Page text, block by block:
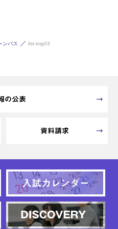
ンパス list-img03
の公表
資料請求